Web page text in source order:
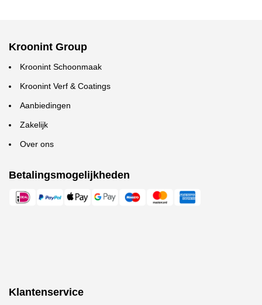
Kroonint Group
Kroonint Schoonmaak
Kroonint Verf & Coatings
Aanbiedingen
Zakelijk
Over ons
Betalingsmogelijkheden
Klantenservice